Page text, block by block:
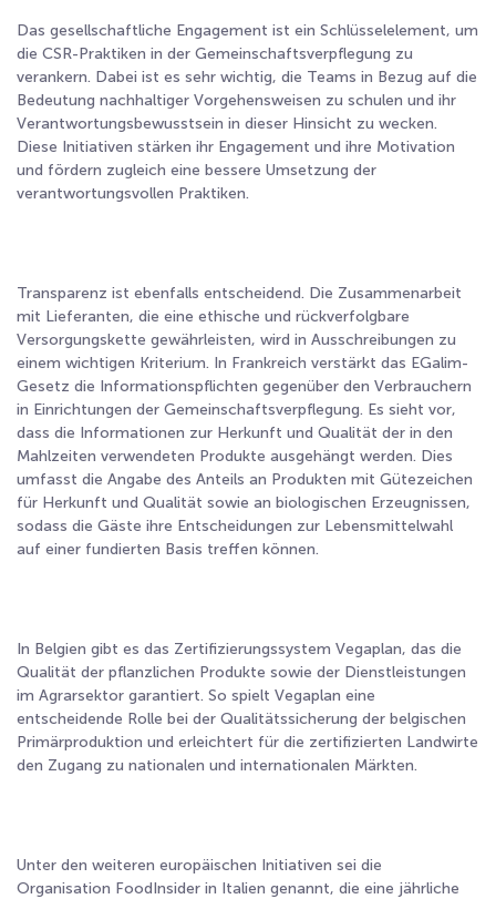
Das gesellschaftliche Engagement ist ein Schlüsselelement, um
die CSR-Praktiken in der Gemeinschaftsverpflegung zu
verankern. Dabei ist es sehr wichtig, die Teams in Bezug auf die
Bedeutung nachhaltiger Vorgehensweisen zu schulen und ihr
Verantwortungsbewusstsein in dieser Hinsicht zu wecken.
Diese Initiativen stärken ihr Engagement und ihre Motivation
und fördern zugleich eine bessere Umsetzung der
verantwortungsvollen Praktiken.
Transparenz ist ebenfalls entscheidend. Die Zusammenarbeit
mit Lieferanten, die eine ethische und rückverfolgbare
Versorgungskette gewährleisten, wird in Ausschreibungen zu
einem wichtigen Kriterium. In Frankreich verstärkt das EGalim-
Gesetz die Informationspflichten gegenüber den Verbrauchern
in Einrichtungen der Gemeinschaftsverpflegung. Es sieht vor,
dass die Informationen zur Herkunft und Qualität der in den
Mahlzeiten verwendeten Produkte ausgehängt werden. Dies
umfasst die Angabe des Anteils an Produkten mit Gütezeichen
für Herkunft und Qualität sowie an biologischen Erzeugnissen,
sodass die Gäste ihre Entscheidungen zur Lebensmittelwahl
auf einer fundierten Basis treffen können.
In Belgien gibt es das Zertifizierungssystem Vegaplan, das die
Qualität der pflanzlichen Produkte sowie der Dienstleistungen
im Agrarsektor garantiert. So spielt Vegaplan eine
entscheidende Rolle bei der Qualitätssicherung der belgischen
Primärproduktion und erleichtert für die zertifizierten Landwirte
den Zugang zu nationalen und internationalen Märkten.
Unter den weiteren europäischen Initiativen sei die
Organisation FoodInsider in Italien genannt, die eine jährliche